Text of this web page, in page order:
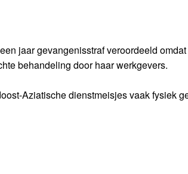
jaar gevangenisstraf veroordeeld
behandeling door haar werkgevers.
Aziatische dienstmeisjes vaak fysiek